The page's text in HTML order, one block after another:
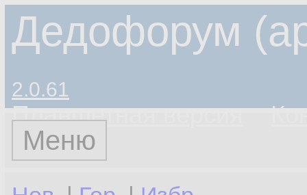
Дедофорум
2.0.61
Планшетная версия
Меню